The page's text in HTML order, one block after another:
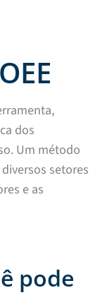
dos
Um método
setores
e as
pode